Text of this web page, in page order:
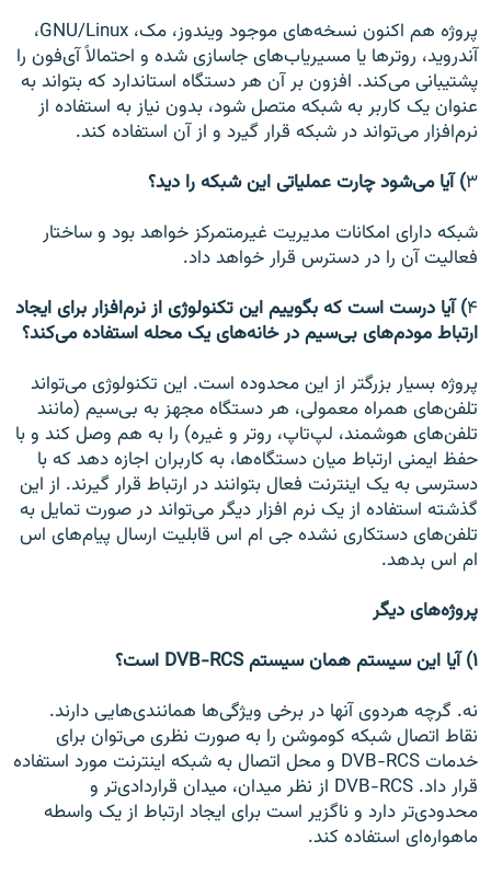
پروژه هم اکنون نسخه‌های موجود ویندوز، مک،‌ GNU/Linux،‌
آندروید، روترها یا مسیریاب‌های جاسازی شده و احتمالاً آی‌فون را
پشتیبانی می‌کند. افزون بر آن هر دستگاه استاندارد که بتواند به
عنوان یک کاربر به شبکه متصل شود، بدون نیاز به استفاده از
نرم‌افزار می‌تواند در شبکه قرار گیرد و از آن استفاده کند.
۳) آیا می‌شود چارت عملیاتی این شبکه را دید؟
شبکه دارای امکانات مدیریت غیرمتمرکز خواهد بود و ساختار
فعالیت آن را در دسترس قرار خواهد داد.
۴) آیا درست است که بگوییم این تکنولوژی از نرم‌افزار برای ایجاد
ارتباط مودم‌های بی‌سیم در خانه‌های یک محله استفاده می‌کند؟
پروژه بسیار بزرگتر از این محدوده است. این تکنولوژی می‌تواند
تلفن‌های همراه معمولی،‌ هر دستگاه مجهز به بی‌سیم (مانند
تلفن‌های هوشمند،‌ لپ‌تاپ،‌ روتر و غیره) را به هم وصل کند و با
حفظ ایمنی ارتباط میان دستگاه‌ها، به کاربران اجازه دهد که با
دسترسی به یک اینترنت فعال بتوانند در ارتباط قرار گیرند. از این
گذشته استفاده از یک نرم افزار دیگر می‌تواند در صورت تمایل به
تلفن‌های دستکاری نشده جی ام اس قابلیت ارسال پیام‌های اس
ام اس بدهد.
پروژه‌های دیگر
۱) آیا این سیستم همان سیستم DVB-RCS است؟
نه. گرچه هردوی آنها در برخی ویژگی‌ها همانندی‌هایی دارند.
نقاط اتصال شبکه کوموشن را به صورت نظری می‌توان برای
خدمات DVB-RCS و محل اتصال به شبکه اینترنت مورد استفاده
قرار داد. DVB-RCS از نظر میدان، میدان قراردادی‌تر و
محدودی‌تر دارد و ناگزیر است برای ایجاد ارتباط از یک واسطه
ماهواره‌ای استفاده کند.